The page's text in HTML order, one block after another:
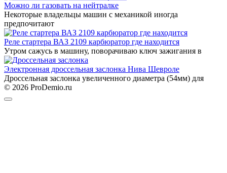
Можно ли газовать на нейтралке
Некоторые владельцы машин с механикой иногда
предпочитают
Реле стартера ВАЗ 2109 карбюратор где находится
Утром сажусь в машину, поворачиваю ключ зажигания в
Электронная дроссельная заслонка Нива Шевроле
Дроссельная заслонка увеличенного диаметра (54мм) для
© 2026 ProDemio.ru